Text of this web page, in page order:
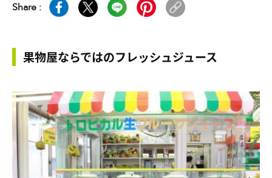
Share :
果物屋ならではのフレッシュジュース